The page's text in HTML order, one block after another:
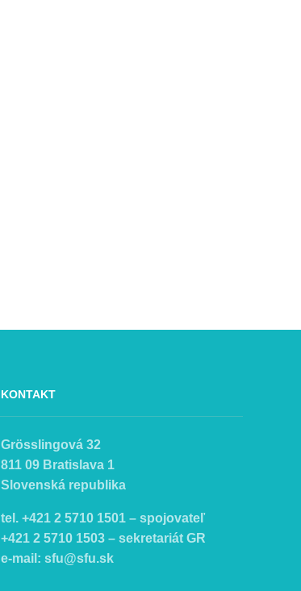
KONTAKT
Grösslingová 32
811 09 Bratislava 1
Slovenská republika
tel. +421 2 5710 1501 – spojovateľ
+421 2 5710 1503 – sekretariát GR
e-mail: sfu@sfu.sk